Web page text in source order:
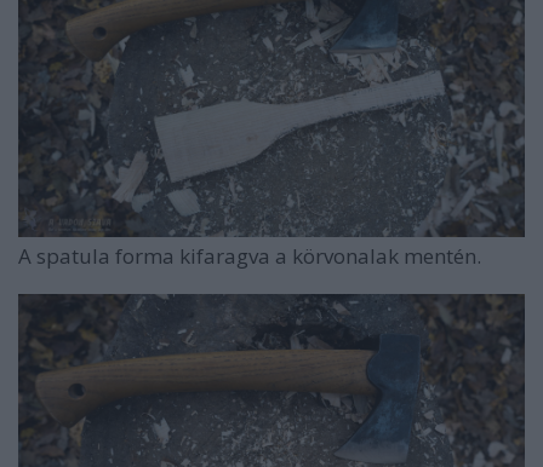
A spatula forma kifaragva a körvonalak mentén.